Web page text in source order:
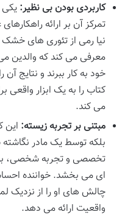
کاربردی بودن بی نظیر: یکی
تمرکز آن بر ارائه
نیا رمی از تئوری های خشک
معرفی می کند که والدین می
خود به کار ببرند و نتایج
کتاب را به یک ابزار واقعی
می کند.
مبتنی بر تجربه زیسته: این
بلکه توسط یک مادر
تخصصی و تجربه شخصی، به
ای می بخشد. خواننده
چالش های او را از نزدیک
واقعیت ارائه می دهد.